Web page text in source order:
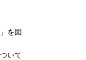
を図
いて